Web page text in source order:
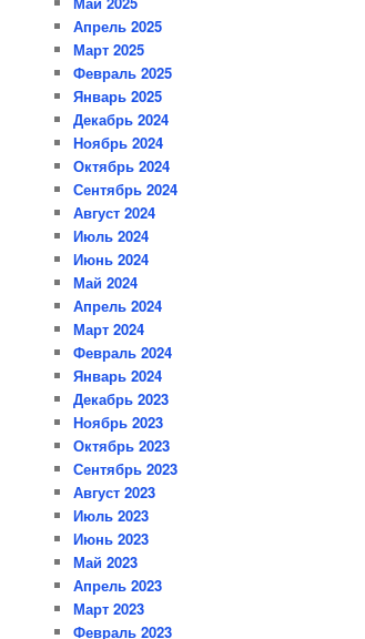
Апрель 2025
Март 2025
Февраль 2025
Январь 2025
Декабрь 2024
Ноябрь 2024
Октябрь 2024
Сентябрь 2024
Август 2024
Июль 2024
Июнь 2024
Май 2024
Апрель 2024
Март 2024
Февраль 2024
Январь 2024
Декабрь 2023
Ноябрь 2023
Октябрь 2023
Сентябрь 2023
Август 2023
Июль 2023
Июнь 2023
Май 2023
Апрель 2023
Март 2023
Февраль 2023